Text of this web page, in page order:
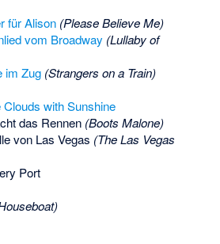
für Alison (Please Believe Me)
vom Broadway (Lullaby of
im Zug (Strangers on a Train)
Clouds with Sunshine
das Rennen (Boots Malone)
von Las Vegas (The Las Vegas
Port